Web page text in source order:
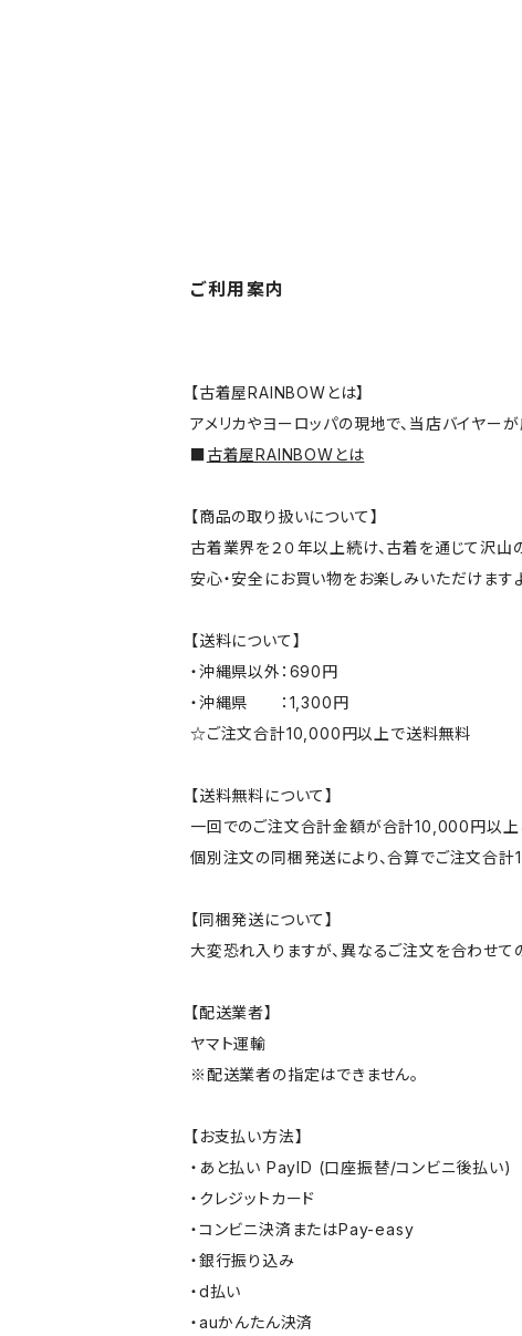
ご利用案内
【古着屋RAINBOWとは】
アメリカやヨーロッパの現地で、当店バイヤー
■古着屋RAINBOWとは
【商品の取り扱いについて】
古着業界を２０年以上続け、古着を通じて沢山
安心・安全にお買い物をお楽しみいただけます
【送料について】
・沖縄県以外：690円
・沖縄県 ：1,300円
☆ご注文合計10,000円以上で送料無料
【送料無料について】
一回でのご注文合計金額が合計10,000円以上
個別注文の同梱発送により、合算でご注文合
【同梱発送について】
大変恐れ入りますが、異なるご注文を合わせて
【配送業者】
ヤマト運輸
※配送業者の指定はできません。
【お支払い方法】
・あと払い PayID (口座振替/コンビニ後払い)
・クレジットカード
・コンビニ決済またはPay-easy
・銀行振り込み
・d払い
・auかんたん決済